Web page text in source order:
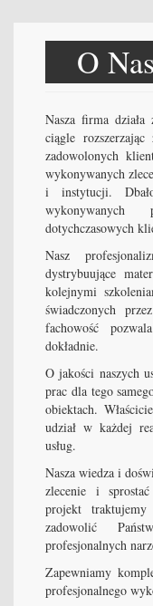
O Nas
Nasza firma
ciągle
zadowolonych
wykonywanych
i instytucji.
dotychczasowych
Nasz
dystrybuujące
kolejnymi
świadczonych
fachowość
dokładnie.
O jakości naszych
prac dla tego
obiektach.
udział w każdej
usług.
Nasza wiedza i
zlecenie i
projekt
zadowolić
profesjonalnych
Zapewniamy
profesjonalnego